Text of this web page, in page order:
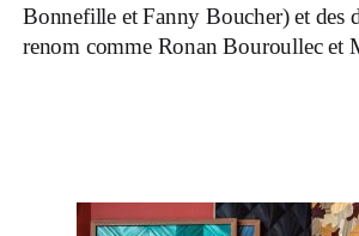
Bonnefille et Fanny Boucher) et des
renom comme Ronan Bouroullec et